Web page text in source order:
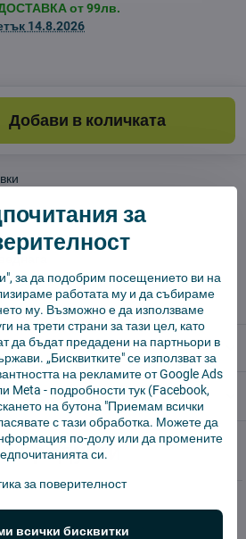
от 99лв.
14.8.2026
Добави в количката
над 55 EUR.
продукти
за
за да подобрим посещението ви на
работата му и да събираме
му. Възможно е да използваме
на трети страни за тази цел, като
да бъдат предадени на партньори в
„Бисквитките" се използват за
на рекламите от Google Ads
Meta - подробности тук(Facebook,
на бутона "Приемам всички
с тази обработка. Можете да
по-долу или да промените
си.
за поверителност
всички бисквитки